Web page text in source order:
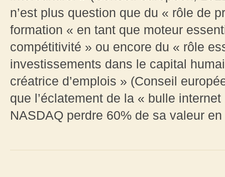
n’est plus question que du « rôle de
formation « en tant que moteur
compétitivité » ou encore du « rôle
investissements dans le capital
créatrice d’emplois » (Conseil
que l’éclatement de la « bulle
NASDAQ perdre 60% de sa valeur